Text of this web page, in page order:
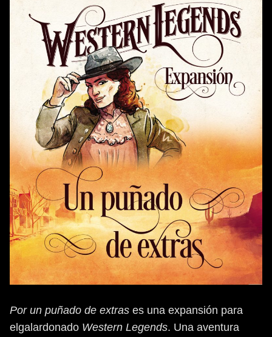
Por un puñado de extras es una expansión para
elgalardonado Western Legends. Una aventura